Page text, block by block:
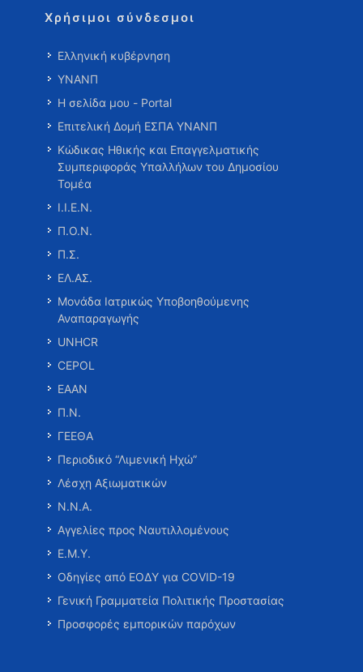
Χρήσιμοι σύνδεσμοι
Ελληνική κυβέρνηση
ΥΝΑΝΠ
Η σελίδα μου - Portal
Επιτελική Δομή ΕΣΠΑ ΥΝΑΝΠ
Κώδικας Ηθικής και Επαγγελματικής
Συμπεριφοράς Υπαλλήλων του Δημοσίου
Τομέα
Ι.Ι.Ε.Ν.
Π.Ο.Ν.
Π.Σ.
ΕΛ.ΑΣ.
Μονάδα Ιατρικώς Υποβοηθούμενης
Αναπαραγωγής
UNHCR
CEPOL
ΕΑΑΝ
Π.Ν.
ΓΕΕΘΑ
Περιοδικό “Λιμενική Ηχώ”
Λέσχη Αξιωματικών
Ν.Ν.Α.
Αγγελίες προς Ναυτιλλομένους
Ε.Μ.Υ.
Οδηγίες από ΕΟΔΥ για COVID-19
Γενική Γραμματεία Πολιτικής Προστασίας
Προσφορές εμπορικών παρόχων